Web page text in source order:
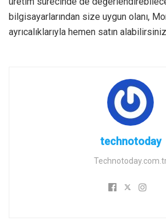
bilgisayarlarından size uygun olanı,
ayrıcalıklarıyla hemen satın
technotoday